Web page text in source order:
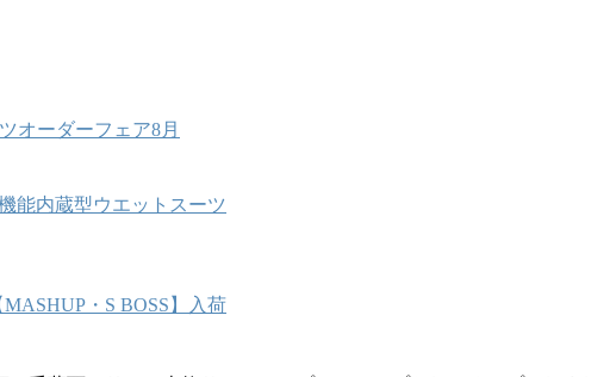
オーダーフェア8月
能内蔵型ウエットスーツ
・S BOSS】入荷